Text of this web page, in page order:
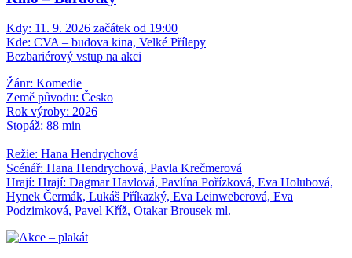
Kdy: 11. 9. 2026 začátek od 19:00
Kde: CVA – budova kina, Velké Přílepy
Bezbariérový vstup na akci
Žánr: Komedie
Země původu: Česko
Rok výroby: 2026
Stopáž: 88 min
Režie: Hana Hendrychová
Scénář: Hana Hendrychová, Pavla Krečmerová
Hrají: Hrají: Dagmar Havlová, Pavlína Pořízková, Eva Holubová,
Hynek Čermák, Lukáš Příkazký, Eva Leinweberová, Eva
Podzimková, Pavel Kříž, Otakar Brousek ml.